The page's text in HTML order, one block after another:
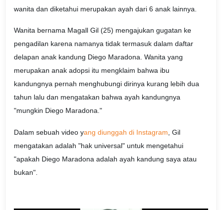
wanita dan diketahui merupakan ayah dari 6 anak lainnya.
Wanita bernama Magall Gil (25) mengajukan gugatan ke
pengadilan karena namanya tidak termasuk dalam daftar
delapan anak kandung Diego Maradona. Wanita yang
merupakan anak adopsi itu mengklaim bahwa ibu
kandungnya pernah menghubungi dirinya kurang lebih dua
tahun lalu dan mengatakan bahwa ayah kandungnya
"mungkin Diego Maradona."
Dalam sebuah video yang diunggah di Instagram, Gil
mengatakan adalah "hak universal" untuk mengetahui
"apakah Diego Maradona adalah ayah kandung saya atau
bukan".